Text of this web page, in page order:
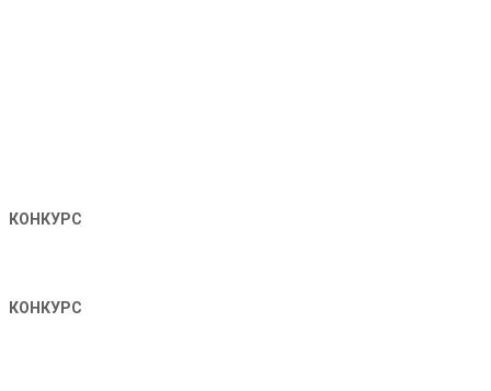
КОНКУРС
КОНКУРС